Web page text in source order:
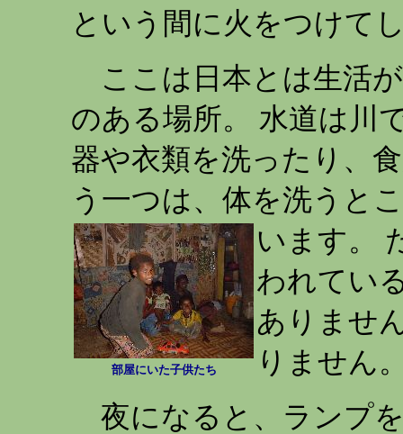
という間に火をつけて
ここは日本とは生活
のある場所。 水道は川
器や衣類を洗ったり、
う一つは、体を洗うと
います。
部屋にいた子供たち
われてい
ありませ
りません
夜になると、ランプ